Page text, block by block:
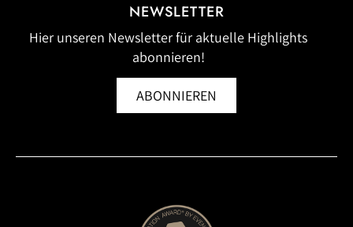
NEWSLETTER
Hier unseren Newsletter für aktuelle Highlights
abonnieren!
ABONNIEREN